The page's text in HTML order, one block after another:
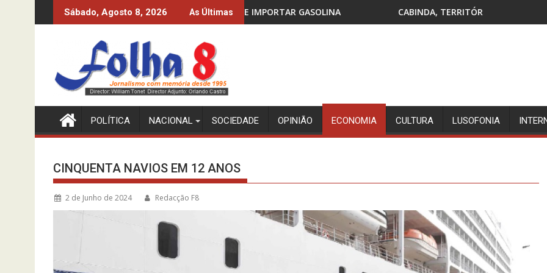
to
Sábado, Agosto 8, 2026 As Últimas
PRODUZIR PETRÓLEO E IMPORTAR GASOLINA CABINDA, TERRITÓRIO SEM PAZ E A FLEC-FAC LÁ ESTÁ… DE PÉ
POLÍTICA NACIONAL SOCIEDADE OPINIÃO ECONOMIA CULTURA LUSOFONIA
CINQUENTA NAVIOS EM 12 ANOS
2 de Junho de 2024 Redacção F8